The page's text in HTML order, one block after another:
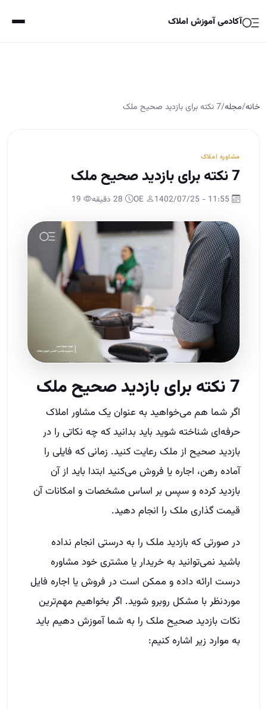
آکادمی آموزش املاک
خانه/مجله/7 نکته برای بازدید صحیح ملک
مشاوره املاک
7 نکته برای بازدید صحیح ملک
7 نکته برای بازدید صحیح ملک
اگر شما هم می‌خواهید به عنوان یک مشاور املاک
حرفه‌ای شناخته شوید باید بدانید که چه نکاتی را در
بازدید صحیح از ملک رعایت کنید. زمانی که فایلی را
آماده رهن، اجاره یا فروش می‌کنید ابتدا باید از آن
بازدید کرده و سپس بر اساس مشخصات و امکانات آن
قیمت گذاری ملک را انجام دهید.
در صورتی که بازدید ملک را به درستی انجام نداده
باشید نمی‌توانید به خریدار یا مشتری خود مشاوره
درست ارائه داده و ممکن است در فروش یا اجاره فایل
موردنظر با مشکل روبرو شوید. اگر بخواهیم مهم‌ترین
نکات بازدید صحیح ملک را به شما آموزش دهیم باید
به موارد زیر اشاره کنیم: